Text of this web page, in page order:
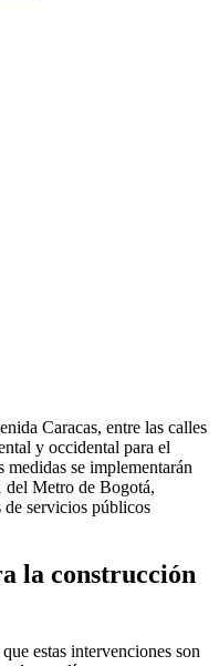
Caracas, entre las calles
y occidental para el
se implementarán
del Metro de Bogotá,
de servicios públicos
la construcción
estas intervenciones son